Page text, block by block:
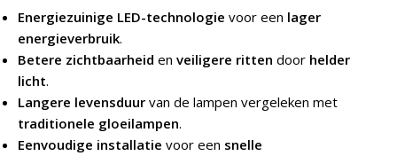
Energiezuinige LED-technologie voor een lager
energieverbruik.
Betere zichtbaarheid en veiligere ritten door helder
licht.
Langere levensduur van de lampen vergeleken met
traditionele gloeilampen.
Eenvoudige installatie voor een snelle